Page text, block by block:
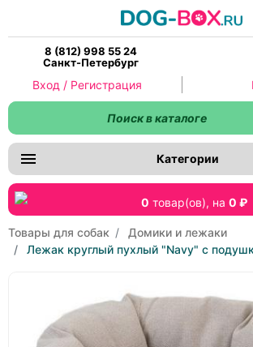
8 (812) 998 55 24
Санкт-Петербург
0 товар(ов), на 0 ₽
Категории
Вход / Регистрация
Товары для собак
Домики и лежаки
Лежак круглый пухлый "Navy" с